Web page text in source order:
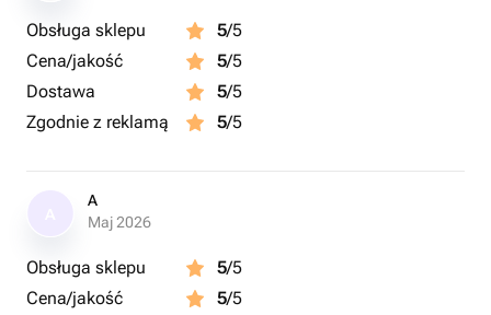
Obsługa sklepu 5/5
Cena/jakość
5/5
Dostawa
5/5
Zgodnie z reklamą
5/5
A
Maj 2026
Obsługa sklepu 5/5
Cena/jakość
5/5